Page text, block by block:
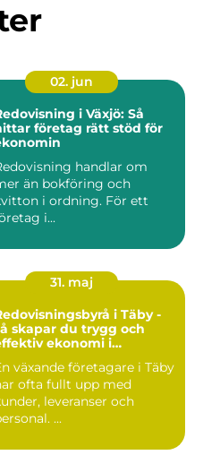
02. jun
i Växjö: Så
företag rätt stöd för
handlar om
än bokföring och
i ordning. För ett
i...
31. maj
i Täby -
skapar du trygg och
ekonomi i
växande företagare i Täby
ofta fullt upp med
leveranser och
...